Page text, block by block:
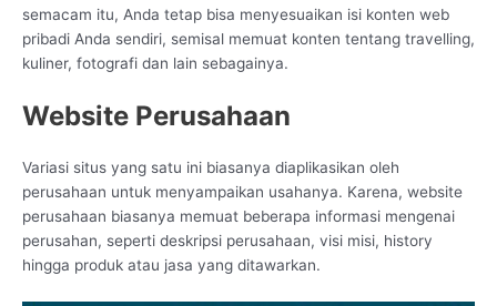
semacam itu, Anda tetap bisa menyesuaikan isi konten web
pribadi Anda sendiri, semisal memuat konten tentang travelling,
kuliner, fotografi dan lain sebagainya.
Website Perusahaan
Variasi situs yang satu ini biasanya diaplikasikan oleh
perusahaan untuk menyampaikan usahanya. Karena, website
perusahaan biasanya memuat beberapa informasi mengenai
perusahan, seperti deskripsi perusahaan, visi misi, history
hingga produk atau jasa yang ditawarkan.